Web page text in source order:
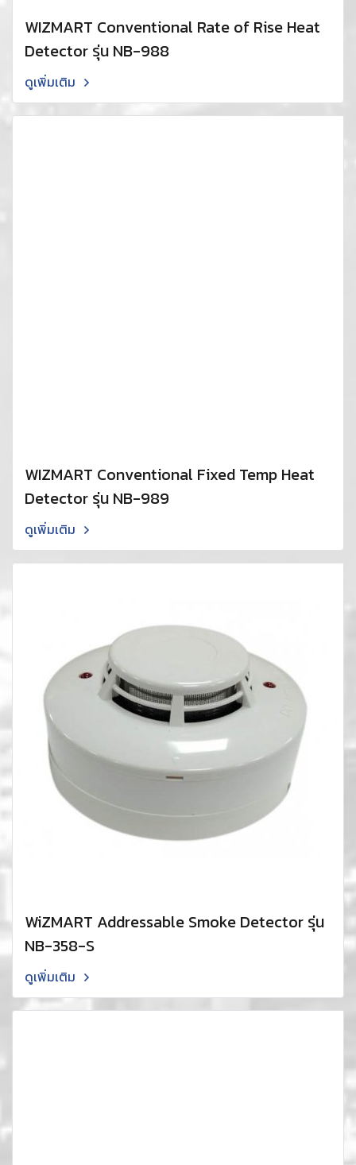
WIZMART Conventional Rate of Rise Heat
Detector รุ่น NB-988
ดูเพิ่มเติม
WIZMART Conventional Fixed Temp Heat
Detector รุ่น NB-989
ดูเพิ่มเติม
WiZMART Addressable Smoke Detector รุ่น
NB-358-S
ดูเพิ่มเติม